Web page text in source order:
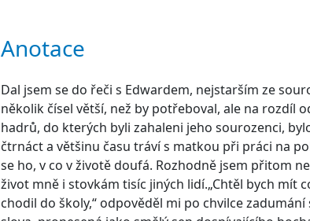
Anotace
Dal jsem se do řeči s Edwardem, nejstarším ze
několik čísel větší, než by potřeboval, ale na rozdíl
hadrů, do kterých byli zahaleni jeho sourozenci,
čtrnáct a většinu času tráví s matkou při práci na
se ho, v co v životě doufá. Rozhodně jsem přitom
život mně i stovkám tisíc jiných lidí.„Chtěl bych mít
chodil do školy,“ odpověděl mi po chvilce